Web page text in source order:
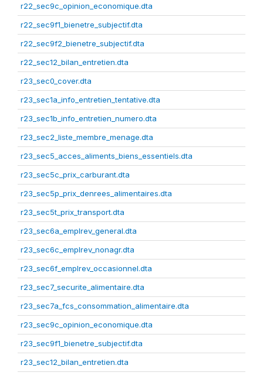
r22_sec9c_opinion_economique.dta
r22_sec9f1_bienetre_subjectif.dta
r22_sec9f2_bienetre_subjectif.dta
r22_sec12_bilan_entretien.dta
r23_sec0_cover.dta
r23_sec1a_info_entretien_tentative.dta
r23_sec1b_info_entretien_numero.dta
r23_sec2_liste_membre_menage.dta
r23_sec5_acces_aliments_biens_essentiels.dta
r23_sec5c_prix_carburant.dta
r23_sec5p_prix_denrees_alimentaires.dta
r23_sec5t_prix_transport.dta
r23_sec6a_emplrev_general.dta
r23_sec6c_emplrev_nonagr.dta
r23_sec6f_emplrev_occasionnel.dta
r23_sec7_securite_alimentaire.dta
r23_sec7a_fcs_consommation_alimentaire.dta
r23_sec9c_opinion_economique.dta
r23_sec9f1_bienetre_subjectif.dta
r23_sec12_bilan_entretien.dta